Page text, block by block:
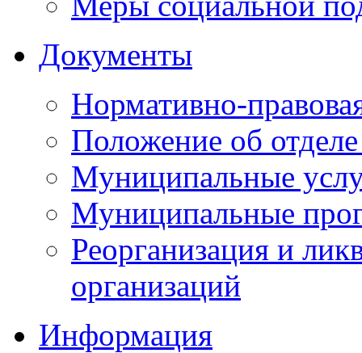
Документы
Нормативно-
Положение об
Муниципальные
Муниципальные
Реорганизация и
организаций
Информация